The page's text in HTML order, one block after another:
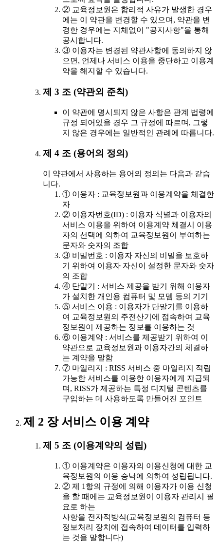
② 교육정보원은 합리적 사유가 발생한 경우
에는 이 약관을 변경할 수 있으며, 약관을 변
경한 경우에는 지체없이 "공지사항"을 통해
공시합니다.
③ 이용자는 변경된 약관사항에 동의하지 않
으면, 언제나 서비스 이용을 중단하고 이용계
약을 해지할 수 있습니다.
제 3 조 (약관외 준칙)
이 약관에 명시되지 않은 사항은 관계 법령에
규정 되어있을 경우 그 규정에 따르며, 그렇
지 않은 경우에는 일반적인 관례에 따릅니다.
제 4 조 (용어의 정의)
이 약관에서 사용하는 용어의 정의는 다음과 같습
니다.
① 이용자 : 교육정보원과 이용계약을 체결한
자
② 이용자번호(ID) : 이용자 식별과 이용자의
서비스 이용을 위하여 이용계약 체결시 이용
자의 선택에 의하여 교육정보원이 부여하는
문자와 숫자의 조합
③ 비밀번호 : 이용자 자신의 비밀을 보호하
기 위하여 이용자 자신이 설정한 문자와 숫자
의 조합
④ 단말기 : 서비스 제공을 받기 위해 이용자
가 설치한 개인용 컴퓨터 및 모뎀 등의 기기
⑤ 서비스 이용 : 이용자가 단말기를 이용하
여 교육정보원의 주전산기에 접속하여 교육
정보원이 제공하는 정보를 이용하는 것
⑥ 이용계약 : 서비스를 제공받기 위하여 이
약관으로 교육정보원과 이용자간의 체결하
는 계약을 말함
⑦ 마일리지 : RISS 서비스 중 마일리지 적립
가능한 서비스를 이용한 이용자에게 지급되
며, RISS가 제공하는 특정 디지털 콘텐츠를
구입하는 데 사용하도록 만들어진 포인트
제 2 장 서비스 이용 계약
제 5 조 (이용계약의 성립)
① 이용계약은 이용자의 이용신청에 대한 교
육정보원의 이용 승낙에 의하여 성립됩니다.
② 제 1항의 규정에 의해 이용자가 이용 신청
을 할 때에는 교육정보원이 이용자 관리시 필
요로 하는
사항을 전자적방식(교육정보원의 컴퓨터 등
정보처리 장치에 접속하여 데이터를 입력하
는 것을 말합니다)